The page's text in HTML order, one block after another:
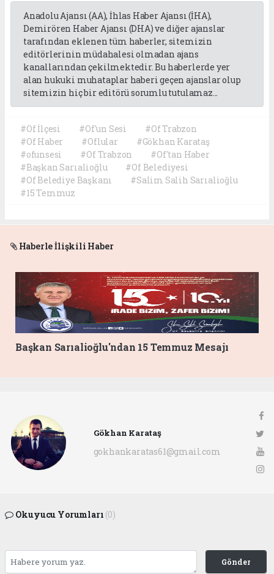
Anadolu Ajansı (AA), İhlas Haber Ajansı (İHA),
Demirören Haber Ajansı (DHA) ve diğer ajanslar
tarafından eklenen tüm haberler, sitemizin
editörlerinin müdahalesi olmadan ajans
kanallarından çekilmektedir. Bu haberlerde yer
alan hukuki muhataplar haberi geçen ajanslar olup
sitemizin hiç bir editörü sorumlu tutulamaz...
#Of İlçesi #Of'un Sesi
#Of Trabzon
#Of Haber
#Oflular
#Gökhan Karataş
#ofunsesi
#Of Trabzon
#Of'tan Haber
#Başkan Sarıalioğlu
#Of Belediyesi
#Of Belediye Başkanı
#Salim Salih Sarıalioğlu
#15 Temmuz
Haberle İlişkili Haber
Başkan Sarıalioğlu'ndan 15 Temmuz Mesajı
Gökhan Karataş
gokhankaratas61@gmail.com
Okuyucu Yorumları (0)
Gönder